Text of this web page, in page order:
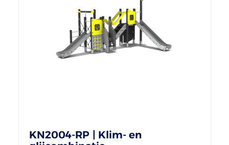
KN2004-RP | Klim- en